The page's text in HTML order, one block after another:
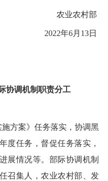
农业农村部
2022年6月 13日
协调机制职责分工
方案》任务落实，协调黑
度任务，督促任务落实，
展情况等。部际协调机制
召集人，农业农村部、发